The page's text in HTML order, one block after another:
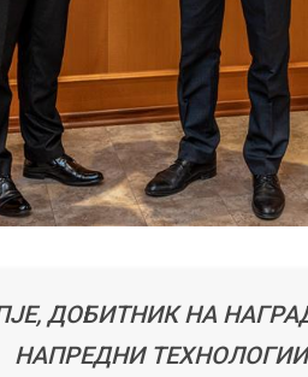
ДОБИТНИК НА
НАПРЕДНИ ТЕХНОЛОГИИ